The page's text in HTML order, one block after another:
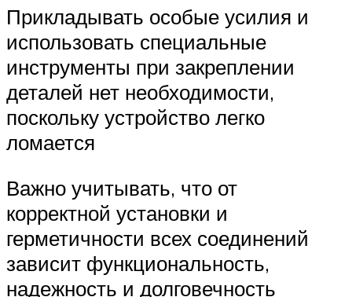
Прикладывать особые усилия и
использовать специальные
инструменты при закреплении
деталей нет необходимости,
поскольку устройство легко
ломается
Важно учитывать, что от
корректной установки и
герметичности всех соединений
зависит функциональность,
надежность и долговечность